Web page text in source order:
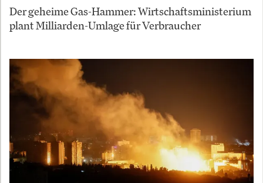
Der geheime Gas-Hammer: Wirtschaftsministerium
plant Milliarden-Umlage für Verbraucher